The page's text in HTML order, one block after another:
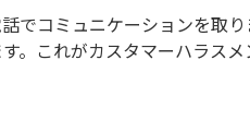
でコミュニケーションを取
。これがカスタマーハラス